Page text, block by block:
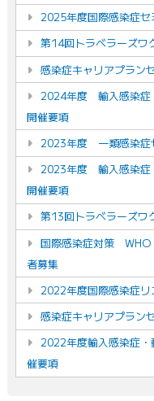
2025年度国際感染症
第14回トラベラーズワ
感染症キャリアプラ
2024年度 輸入感染症
開催要項
2023年度 一類感染
2023年度 輸入感染症
開催要項
第13回トラベラーズワ
国際感染症対策 WHO
者募集
2022年度国際感染症
感染症キャリアプラ
2022年度輸入感染症
催要項